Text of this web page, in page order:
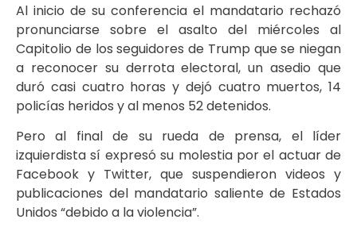
Al inicio de su conferencia el mandatario rechazó
pronunciarse sobre el asalto del miércoles al
Capitolio de los seguidores de Trump que se niegan
a reconocer su derrota electoral, un asedio que
duró casi cuatro horas y dejó cuatro muertos, 14
policías heridos y al menos 52 detenidos.
Pero al final de su rueda de prensa, el líder
izquierdista sí expresó su molestia por el actuar de
Facebook y Twitter, que suspendieron videos y
publicaciones del mandatario saliente de Estados
Unidos “debido a la violencia”.